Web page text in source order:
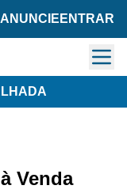
ANUNCIE ENTRAR
Venda